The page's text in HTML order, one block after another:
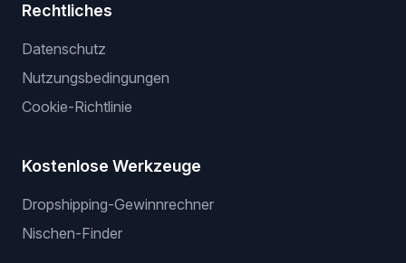
Rechtliches
Datenschutz
Nutzungsbedingungen
Cookie-Richtlinie
Kostenlose Werkzeuge
Dropshipping-Gewinnrechner
Nischen-Finder